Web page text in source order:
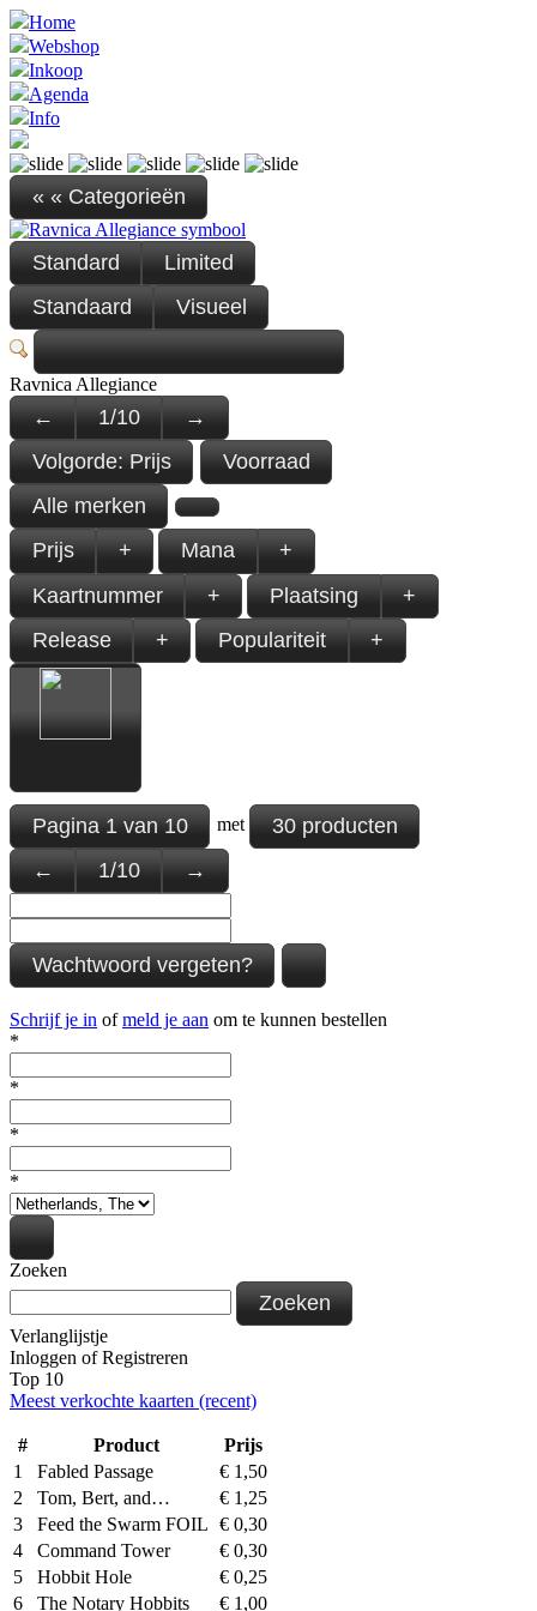
Home
Webshop
Inkoop
Agenda
Info
« « Categorieën
Standard
Limited
Standaard
Visueel
Ravnica Allegiance
← 1/10
→
Volgorde: Prijs
Voorraad
Alle merken
Prijs
+ Mana
+
Kaartnummer
+ Plaatsing
+
Release
+ Populariteit +
Pagina1van10 met
30 producten
←
1/10 →
Wachtwoord vergeten?
Schrijf je in ofmeld je aan om te kunnen bestellen
*
*
*
*
Zoeken
Zoeken
Verlanglijstje
Inloggen ofRegistreren
Top 10
Meest verkochte kaarten (recent)
# Product
Prijs
1
Fabled Passage € 1,50
2
Tom, Bert, and… € 1,25
3
Feed the Swarm FOIL € 0,30
4
Command Tower € 0,30
5
Hobbit Hole € 0,25
6
The Notary Hobbits € 1,00